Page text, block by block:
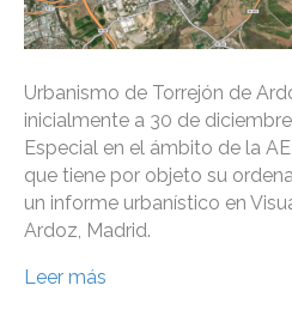
Urbanismo de Torrejón de
inicialmente a 30 de
Especial en el ámbito de la
que tiene por objeto su
un informe urbanístico en
Ardoz, Madrid.
Leer más